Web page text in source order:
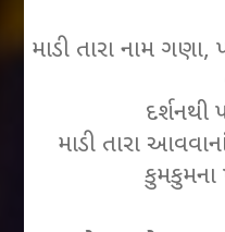
માડી તારા નામ
દર્શનથી
માડી તારા